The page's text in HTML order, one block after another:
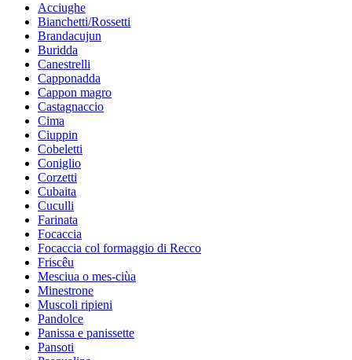
Acciughe
Bianchetti/Rossetti
Brandacujun
Buridda
Canestrelli
Capponadda
Cappon magro
Castagnaccio
Cima
Ciuppin
Cobeletti
Coniglio
Corzetti
Cubaita
Cuculli
Farinata
Focaccia
Focaccia col formaggio di Recco
Friscêu
Mesciua o mes-ciùa
Minestrone
Muscoli ripieni
Pandolce
Panissa e panissette
Pansoti